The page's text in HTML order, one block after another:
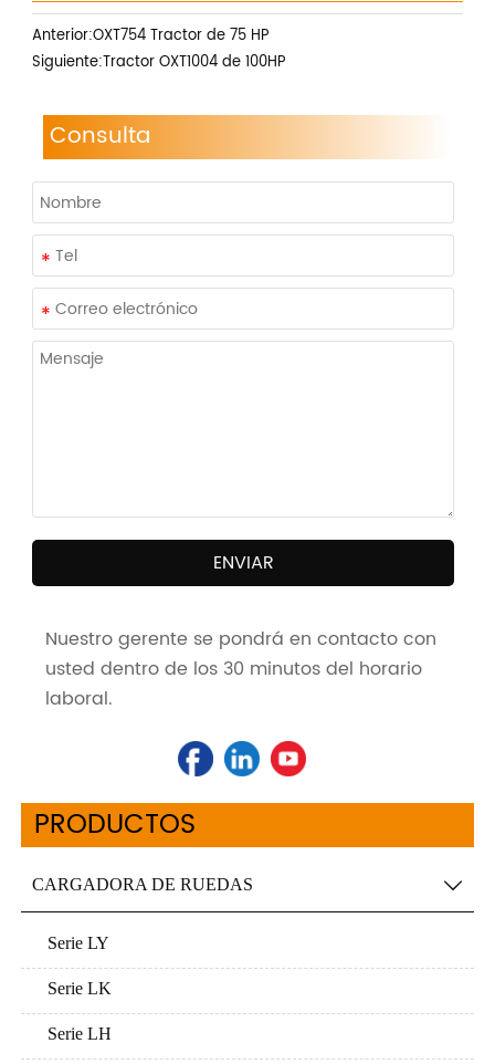
Anterior:OXT754 Tractor de 75 HP
Siguiente:Tractor OXT1004 de 100HP
Consulta
ENVIAR
Nuestro gerente se pondrá en contacto con
usted dentro de los 30 minutos del horario
laboral.
PRODUCTOS
CARGADORA DE RUEDAS 
Serie LY
Serie LK
Serie LH